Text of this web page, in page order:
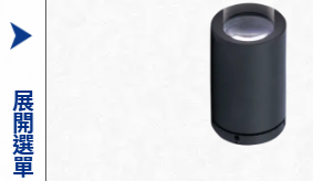
展開選單